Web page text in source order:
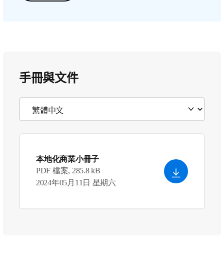
手冊與文件
本地化商業小冊子
PDF 檔案, 285.8 kB
2024年05月11日 星期六